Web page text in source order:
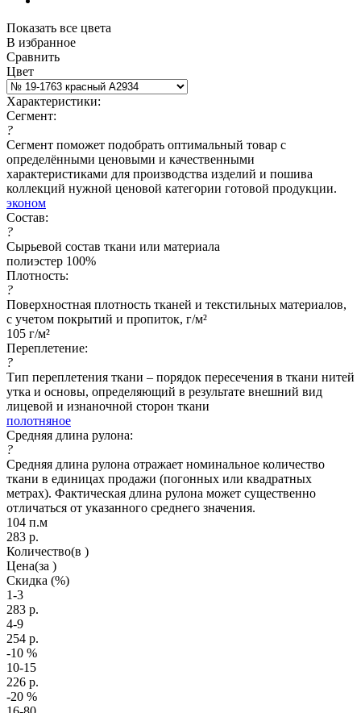
Показать все цвета
В избранное
Сравнить
Цвет
Характеристики:
Сегмент:
?
Сегмент поможет подобрать оптимальный товар с
определёнными ценовыми и качественными
характеристиками для производства изделий и пошива
коллекций нужной ценовой категории готовой продукции.
эконом
Состав:
?
Сырьевой состав ткани или материала
полиэстер 100%
Плотность:
?
Поверхностная плотность тканей и текстильных материалов,
с учетом покрытий и пропиток, г/м²
105 г/м²
Переплетение:
?
Тип переплетения ткани – порядок пересечения в ткани нитей
утка и основы, определяющий в результате внешний вид
лицевой и изнаночной сторон ткани
полотняное
Средняя длина рулона:
?
Средняя длина рулона отражает номинальное количество
ткани в единицах продажи (погонных или квадратных
метрах). Фактическая длина рулона может существенно
отличаться от указанного среднего значения.
104 п.м
283 р.
Количество(в )
Цена(за )
Скидка (%)
1-3
283 р.
4-9
254 р.
-10 %
10-15
226 р.
-20 %